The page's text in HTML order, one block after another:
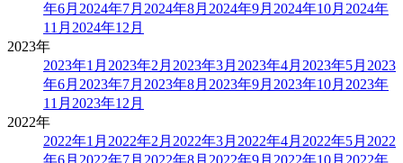
年6月 2024年7月 2024年8月 2024年9月 2024年10月 2024年
11月 2024年12月
2023年
2023年1月 2023年2月 2023年3月 2023年4月 2023年5月 2023
年6月 2023年7月 2023年8月 2023年9月 2023年10月 2023年
11月 2023年12月
2022年
2022年1月 2022年2月 2022年3月 2022年4月 2022年5月 2022